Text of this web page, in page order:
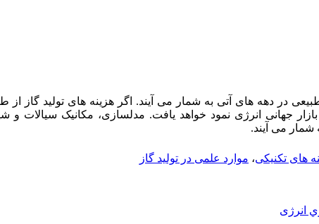
در دهه های آتی به شمار می آیند. اگر هزینه های تولید گاز از
جهانی انرژی نمود خواهد یافت. مدلسازی، مکانیک سیالات و
شمار می آیند.
های تکنیکی، موارد علمی در تولید گاز
انرژی